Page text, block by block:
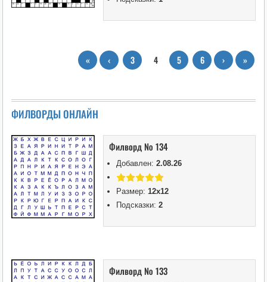
« ‹ 3 4 5 6 › »
ФИЛВОРДЫ ОНЛАЙН
Филворд № 134
Добавлен:2.08.26
Размер: 12х12
Подсказки:2
Филворд № 133